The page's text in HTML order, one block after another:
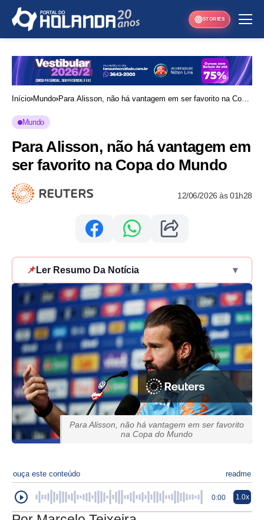
STORIES
Início Mundo Para Alisson, não há vantagem em ser favorito na Copa
Mundo
Para Alisson, não há vantagem em
ser favorito na Copa do Mundo
12/06/2026 às 01h28
📌 Ler Resumo Da Notícia ▾
Para Alisson, não há vantagem em ser favorito
na Copa do Mundo
ouça este conteúdo readme
0:00 1.0x